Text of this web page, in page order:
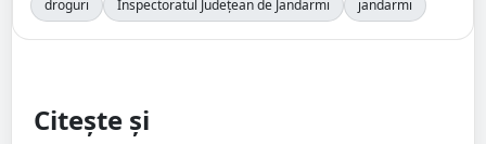
droguri Inspectoratul Județean de Jandarmi jandarmi
Citește și